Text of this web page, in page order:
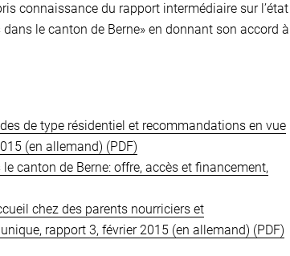
connaissance du rapport intermédiaire sur l’état
le canton de Berne» en donnant son accord à
de type résidentiel et recommandations en vue
(en allemand)
canton de Berne: offre, accès et financement,
chez des parents nourriciers et
rapport 3, février 2015 (en allemand)